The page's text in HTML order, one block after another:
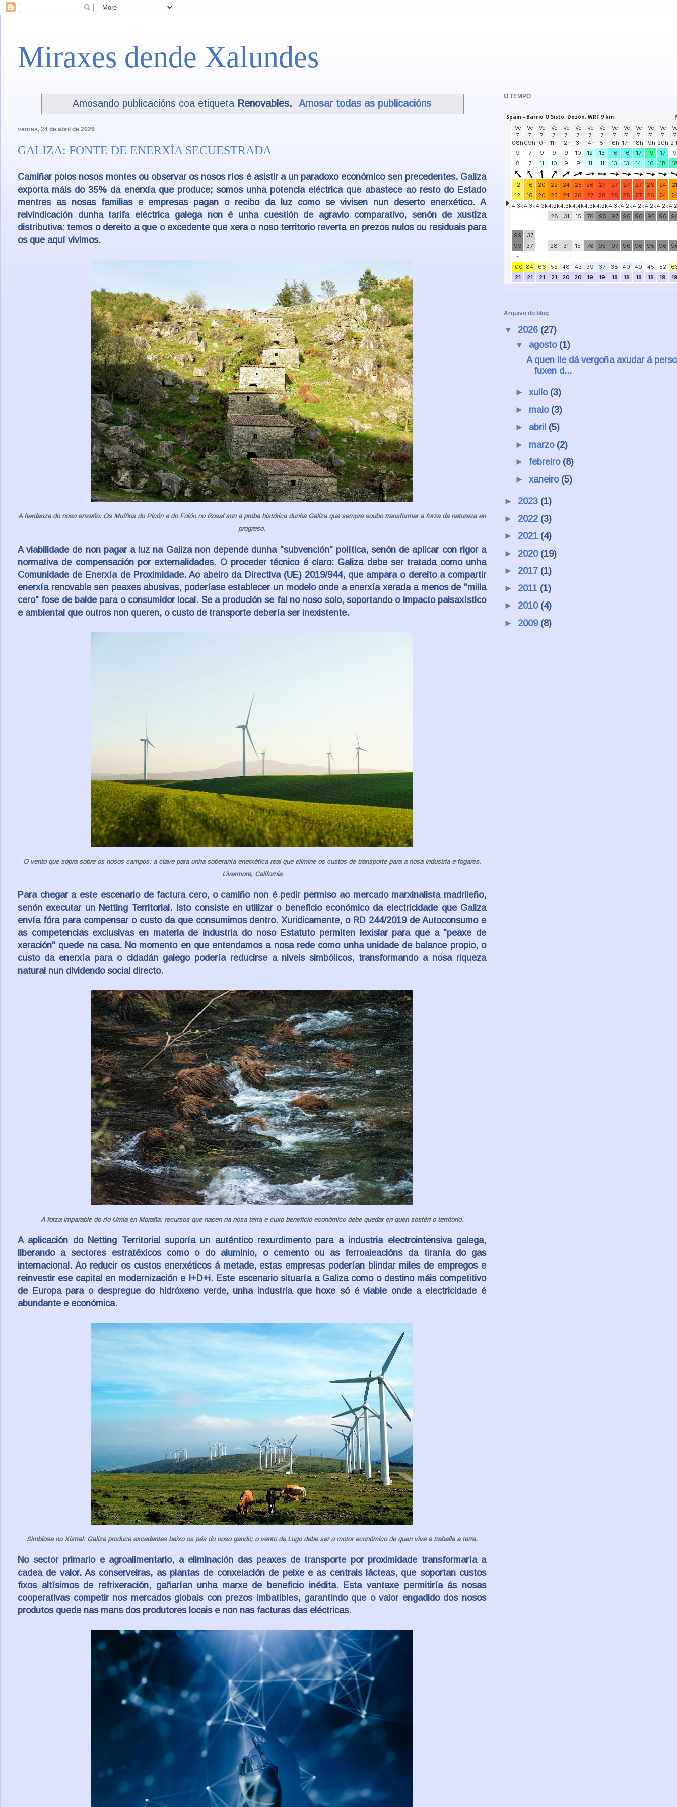
Miraxes dende Xalundes
Amosando publicacións coa etiqueta Renovables. Amosar todas as publicacións
venres, 24 de abril de 2026
GALIZA: FONTE DE ENERXÍA SECUESTRADA
Camiñar polos nosos montes ou observar os nosos ríos é asistir a un paradoxo económico sen precedentes. Galiza
exporta máis do35% da enerxíaque produce; somos unha potencia eléctrica que abastece ao resto do Estado
mentres as nosas familias e empresas pagan o recibo da luz como se vivisen nun deserto enerxético. A
reivindicación dunha tarifa eléctrica galeganon é unha cuestión de agravio comparativo, senón de xustiza
distributiva: temos o dereito a que o excedente que xera o noso territorio reverta en prezos nulos ou residuais para
os que aquí vivimos.
A herdanza do noso enxeño: Os Muíños do Picón e do Folón no Rosal son a proba histórica dunha Galiza que sempre soubo transformar a forza da natureza en
progreso.
A viabilidade de non pagar a luz na Galiza non depende dunha "subvención" política, senón de aplicar con rigor a
normativa de compensación por externalidades. O proceder técnico é claro: Galiza debe ser tratada como unha
Comunidade de Enerxía de Proximidade. Ao abeiro da Directiva (UE) 2019/944, que ampara o dereito a compartir
enerxía renovable sen peaxes abusivas, poderíase establecer un modelo onde a enerxía xerada a menos de "milla
cero" fose de balde para o consumidor local. Se a produción se fai no noso solo, soportando o impacto paisaxístico
e ambiental que outros non queren, o custo de transporte debería ser inexistente.
O vento que sopra sobre os nosos campos: a clave para unha soberanía enerxética real que elimine os custos de transporte para a nosa industria e fogares.
Livermore, California
Para chegar a este escenario de factura cero, o camiño non é pedir permiso ao mercado marxinalista madrileño,
senón executar un Netting Territorial . Isto consiste en utilizar o beneficio económico da electricidade que Galiza
envía fóra para compensar o custo da que consumimos dentro. Xuridicamente, o RD 244/2019 de Autoconsumoe
as competencias exclusivas en materia de industria do noso Estatuto permiten lexislar para que a "peaxe de
xeración" quede na casa. No momento en que entendamos a nosa rede como unha unidade de balance propio, o
custo da enerxía para o cidadán galego podería reducirse a niveis simbólicos, transformando a nosa riqueza
natural nun dividendo social directo.
A forza imparable do río Umia en Moraña: recursos que nacen na nosa terra e cuxo beneficio económico debe quedar en quen sostén o territorio.
A aplicación do Netting Territorial suporía un auténtico rexurdimento para a industria electrointensiva galega,
liberando a sectores estratéxicos como o do aluminio, o cemento ou as ferroaleacións da tiranía do gas
internacional. Ao reducir os custos enerxéticos á metade, estas empresas poderían blindar miles de empregos e
reinvestir ese capital en modernización e I+D+i. Este escenario situaría a Galiza como o destino máis competitivo
de Europa para o despregue do hidróxeno verde, unha industria que hoxe só é viable onde a electricidade é
abundante e económica.
Simbiose no Xistral: Galiza produce excedentes baixo os pés do noso gando; o vento de Lugo debe ser o motor económico de quen vive e traballa a terra.
No sector primario e agroalimentario, a eliminación das peaxes de transporte por proximidade transformaría a
cadea de valor. As conserveiras, as plantas de conxelación de peixe e as centrais lácteas, que soportan custos
fixos altísimos de refrixeración, gañarían unha marxe de beneficio inédita. Esta vantaxe permitiría ás nosas
cooperativas competir nos mercados globais con prezos imbatibles, garantindo que o valor engadido dos nosos
produtos quede nas mans dos produtores locais e non nas facturas das eléctricas.
O TEMPO
Arquivo do blog
▼ 2026 (27)
▼ agosto (1)
A quen lle dá vergoña axudar á
fuxen d...
► xullo (3)
► maio (3)
► abril (5)
► marzo (2)
► febreiro (8)
► xaneiro (5)
► 2023 (1)
► 2022 (3)
► 2021 (4)
► 2020 (19)
► 2017 (1)
► 2011 (1)
► 2010 (4)
► 2009 (8)